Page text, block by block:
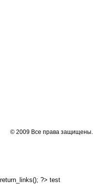
© 2009 Все права защищены.
return_links(); ?> test